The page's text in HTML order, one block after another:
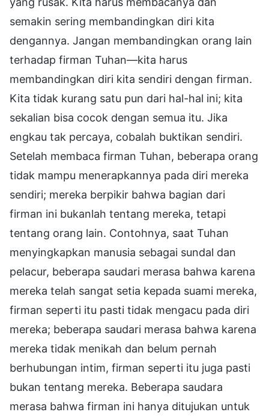
semakin sering membandingkan diri kita
dengannya. Jangan membandingkan orang lain
terhadap firman Tuhan—kita harus
membandingkan diri kita sendiri dengan firman.
Kita tidak kurang satu pun dari hal-hal ini; kita
sekalian bisa cocok dengan semua itu. Jika
engkau tak percaya, cobalah buktikan sendiri.
Setelah membaca firman Tuhan, beberapa orang
tidak mampu menerapkannya pada diri mereka
sendiri; mereka berpikir bahwa bagian dari
firman ini bukanlah tentang mereka, tetapi
tentang orang lain. Contohnya, saat Tuhan
menyingkapkan manusia sebagai sundal dan
pelacur, beberapa saudari merasa bahwa karena
mereka telah sangat setia kepada suami mereka,
firman seperti itu pasti tidak mengacu pada diri
mereka; beberapa saudari merasa bahwa karena
mereka tidak menikah dan belum pernah
berhubungan intim, firman seperti itu juga pasti
bukan tentang mereka. Beberapa saudara
merasa bahwa firman ini hanya ditujukan untuk